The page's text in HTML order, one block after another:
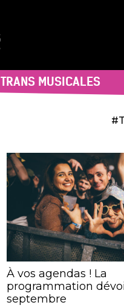
TRANS MUSICALES
À vos agendas ! La
programmation
septembre